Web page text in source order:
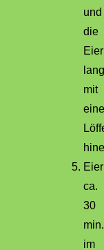
und
die
Eier
mit
Eier
ca.
30
min.
im